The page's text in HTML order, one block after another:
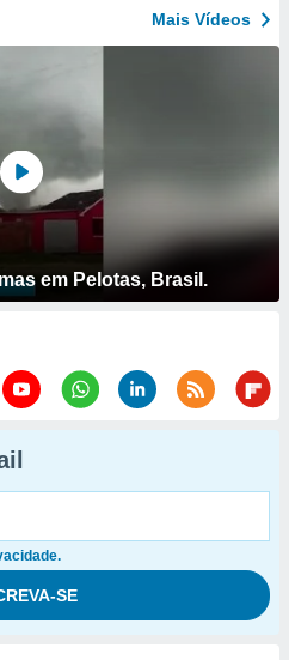
Mais Vídeos
em Pelotas, Brasil.